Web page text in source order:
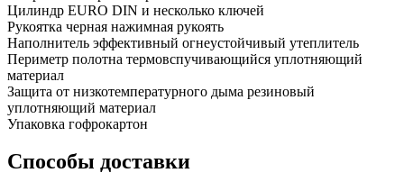
Цилиндр EURO DIN и несколько ключей
Рукоятка черная нажимная рукоять
Наполнитель эффективный огнеустойчивый утеплитель
Периметр полотна термовспучивающийся уплотняющий
материал
Защита от низкотемпературного дыма резиновый
уплотняющий материал
Упаковка гофрокартон
Способы доставки